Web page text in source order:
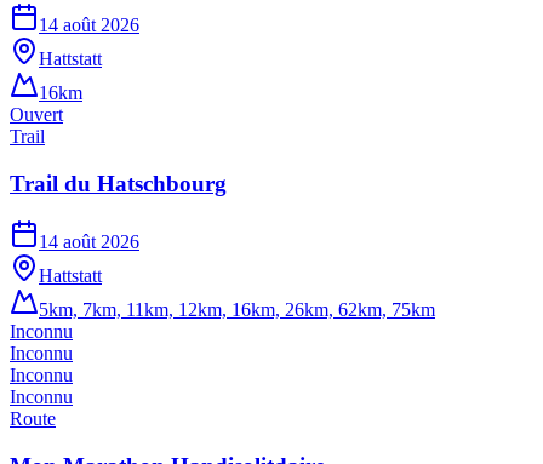
14 août 2026
Hattstatt
16km
Ouvert
Trail
Trail du Hatschbourg
14 août 2026
Hattstatt
5km, 7km, 11km, 12km, 16km, 26km, 62km, 75km
Inconnu
Inconnu
Inconnu
Inconnu
Route